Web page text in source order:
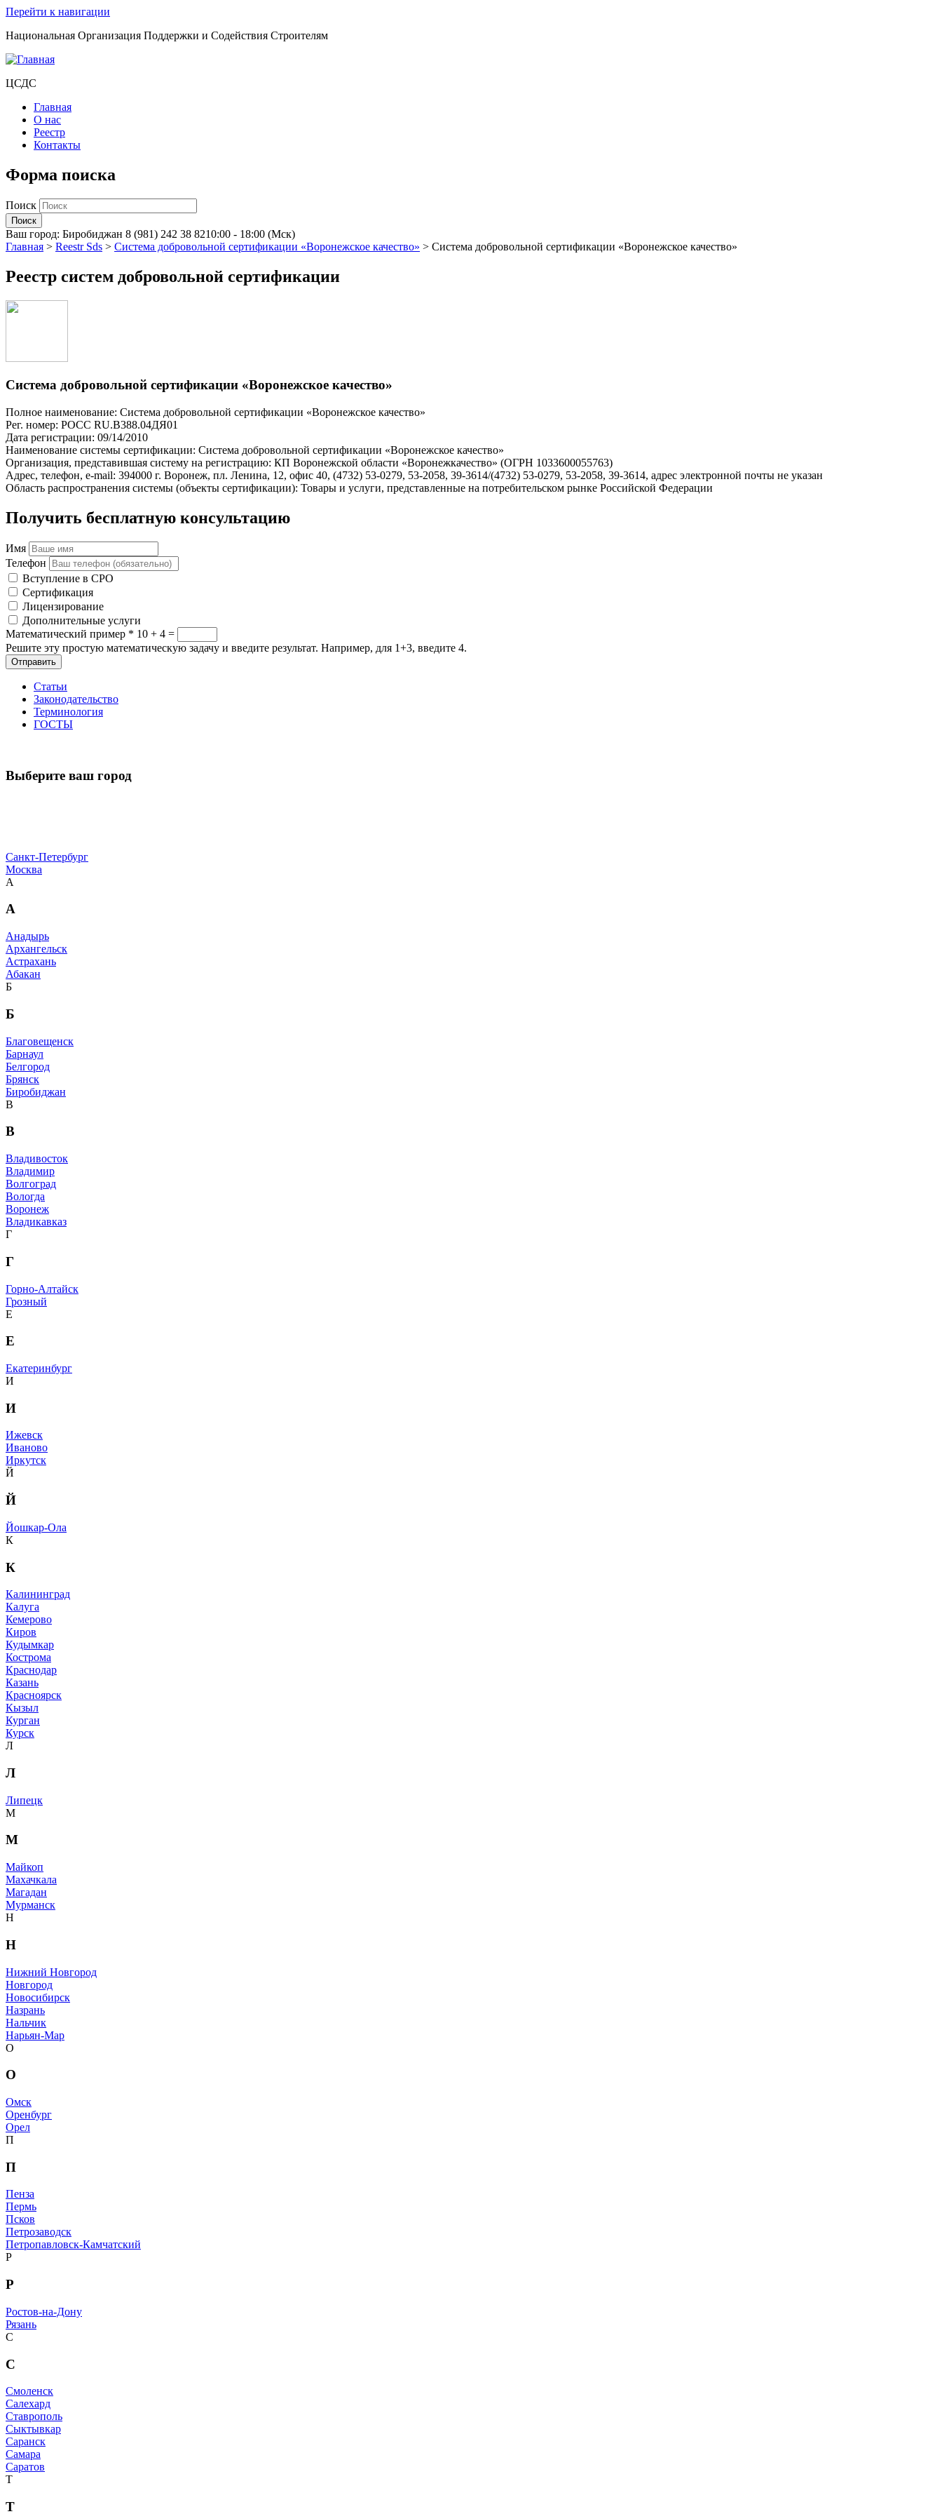
Перейти к навигации
Национальная Организация Поддержки и Содействия Строителям
ЦСДС
Главная
О нас
Реестр
Контакты
Форма поиска
Поиск
Ваш город: Биробиджан 8 (981) 242 38 8210:00 - 18:00 (Мск)
Главная > Reestr Sds > Система добровольной сертификации «Воронежское качество» > Система добровольной сертификации «Воронежское качество»
Реестр систем добровольной сертификации
Система добровольной сертификации «Воронежское качество»
Полное наименование: Система добровольной сертификации «Воронежское качество»
Рег. номер: РОСС RU.В388.04ДЯ01
Дата регистрации: 09/14/2010
Наименование системы сертификации: Система добровольной сертификации «Воронежское качество»
Организация, представившая систему на регистрацию: КП Воронежской области «Воронежкачество» (ОГРН 1033600055763)
Адрес, телефон, e-mail: 394000 г. Воронеж, пл. Ленина, 12, офис 40, (4732) 53-0279, 53-2058, 39-3614/(4732) 53-0279, 53-2058, 39-3614, адрес электронной почты не указан
Область распространения системы (объекты сертификации): Товары и услуги, представленные на потребительском рынке Российской Федерации
Получить бесплатную консультацию
Имя
Телефон
Вступление в СРО
Сертификация
Лицензирование
Дополнительные услуги
Математический пример * 10 + 4 =
Решите эту простую математическую задачу и введите результат. Например, для 1+3, введите 4.
Отправить
Статьи
Законодательство
Терминология
ГОСТЫ
Выберите ваш город
Санкт-Петербург
Москва
А
А
Анадырь
Архангельск
Астрахань
Абакан
Б
Б
Благовещенск
Барнаул
Белгород
Брянск
Биробиджан
В
В
Владивосток
Владимир
Волгоград
Вологда
Воронеж
Владикавказ
Г
Г
Горно-Алтайск
Грозный
Е
Е
Екатеринбург
И
И
Ижевск
Иваново
Иркутск
Й
Й
Йошкар-Ола
К
К
Калининград
Калуга
Кемерово
Киров
Кудымкар
Кострома
Краснодар
Казань
Красноярск
Кызыл
Курган
Курск
Л
Л
Липецк
М
М
Майкоп
Махачкала
Магадан
Мурманск
Н
Н
Нижний Новгород
Новгород
Новосибирск
Назрань
Нальчик
Нарьян-Мар
О
О
Омск
Оренбург
Орел
П
П
Пенза
Пермь
Псков
Петрозаводск
Петропавловск-Камчатский
Р
Р
Ростов-на-Дону
Рязань
С
С
Смоленск
Салехард
Ставрополь
Сыктывкар
Саранск
Самара
Саратов
Т
Т